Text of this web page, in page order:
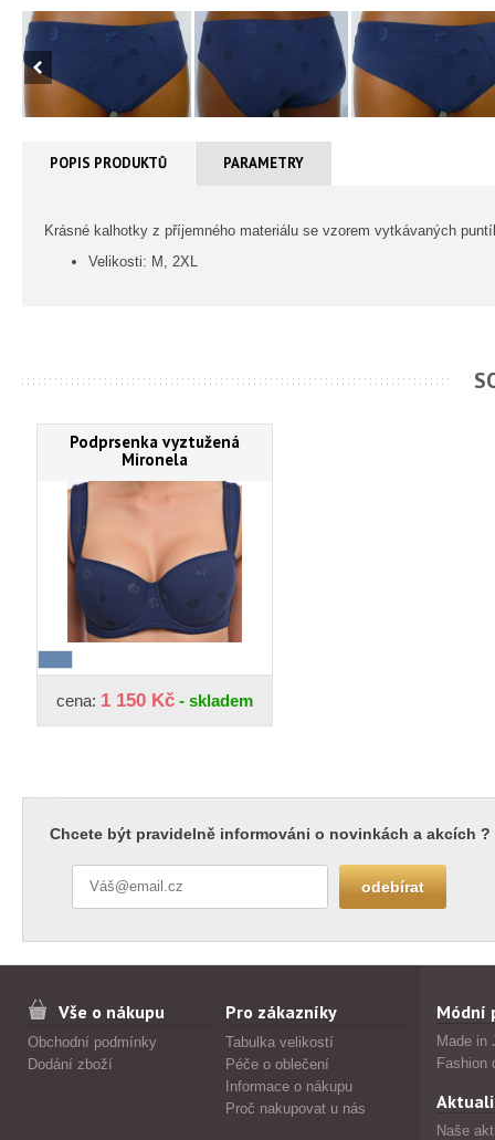
POPIS PRODUKTŮ PARAMETRY
Krásné kalhotky z příjemného materiálu se vzorem vytkávaných
Velikosti: M, 2XL
Podprsenka vyztužená
Mironela
cena: 1 150 Kč - skladem
Chcete být pravidelně informováni o novinkách a akcích ?
Vše o nákupu
Obchodní podmínky
Dodání zboží
Pro zákazníky
Tabulka velikostí
Péče o oblečení
Informace o nákupu
Proč nakupovat u nás
Módní
Made in
Fashion
Naše